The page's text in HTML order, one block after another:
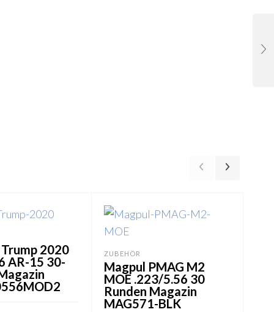
2020
AR-15 30-
ZUBEHÖR
Magpul PMAG M2
MOE .223/5.56 30
Runden Magazin
MAG571-BLK